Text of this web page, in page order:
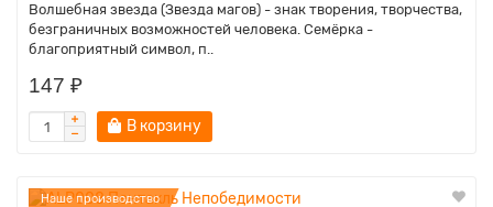
Волшебная звезда (Звезда магов) - знак творения, творчества,
безграничных возможностей человека. Семёрка -
благоприятный символ, п..
147 ₽
В корзину
Наше производство